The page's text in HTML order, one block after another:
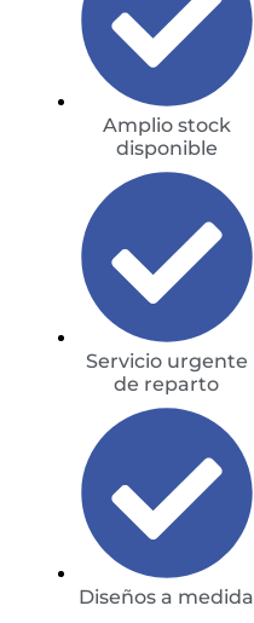
Amplio stock
disponible
Servicio urgente
de reparto
Diseños a medida